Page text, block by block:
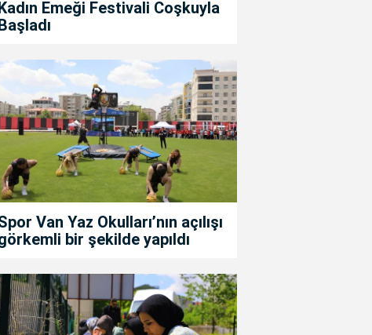
Emeği Festivali Coşkuyla
Van Yaz Okulları’nın açılışı
bir şekilde yapıldı